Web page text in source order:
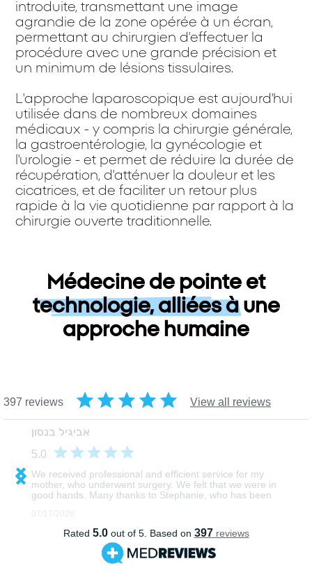
introduite, transmettant une image
agrandie de la zone opérée à un écran,
permettant au chirurgien d'effectuer la
procédure avec une grande précision et
un minimum de lésions tissulaires.
L'approche laparoscopique est aujourd'hui
utilisée dans de nombreux domaines
médicaux - y compris la chirurgie générale,
la gastroentérologie, la gynécologie et
l'urologie - et permet de réduire la durée de
récupération, d'atténuer la douleur et les
cicatrices, et de faciliter un retour plus
rapide à la vie quotidienne par rapport à la
chirurgie ouverte traditionnelle.
Médecine de pointe et
technologie, alliées à une
approche humaine
אנושיות